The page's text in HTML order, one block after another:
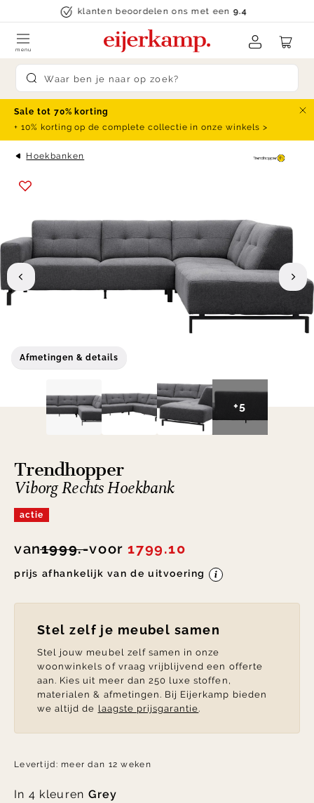
Skip to contentklanten beoordelen ons met een9.4
Submit search
menu
Sale tot 70% korting
+ 10% korting op de complete collectie in onze winkels >
Hoekbanken
Afmetingen & details
+5
Trendhopper
Viborg Rechts Hoekbank
actie
van1999.-voor 1799.10
prijs afhankelijk van de uitvoering
Stel zelf je meubel samen
Stel jouw meubel zelf samen in onze
woonwinkels of vraag vrijblijvend een offerte
aan. Kies uit meer dan 250 luxe stoffen,
materialen & afmetingen. Bij Eijerkamp bieden
we altijd de laagste prijsgarantie.
Levertijd: meer dan 12 weken
In 4 kleuren Grey